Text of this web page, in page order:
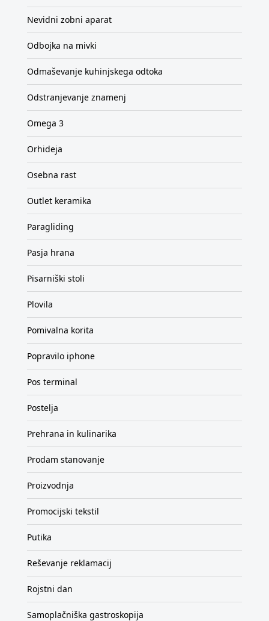
Nevidni zobni aparat
Odbojka na mivki
Odmaševanje kuhinjskega odtoka
Odstranjevanje znamenj
Omega 3
Orhideja
Osebna rast
Outlet keramika
Paragliding
Pasja hrana
Pisarniški stoli
Plovila
Pomivalna korita
Popravilo iphone
Pos terminal
Postelja
Prehrana in kulinarika
Prodam stanovanje
Proizvodnja
Promocijski tekstil
Putika
Reševanje reklamacij
Rojstni dan
Samoplačniška gastroskopija